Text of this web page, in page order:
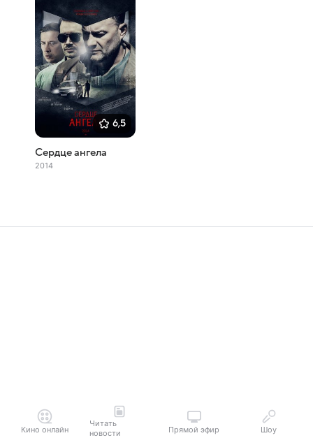
6,5
Сердце ангела
2014
Кино онлайн
Читать
новости
Прямой эфир Шоу